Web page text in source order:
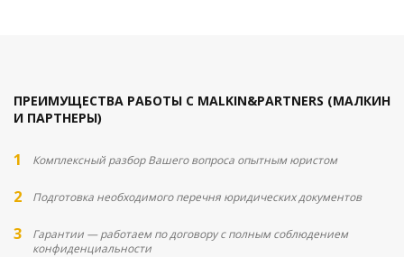
ПРЕИМУЩЕСТВА РАБОТЫ С MALKIN&PARTNERS (МАЛКИН
И ПАРТНЕРЫ)
Комплексный разбор Вашего вопроса опытным юристом
Подготовка необходимого перечня юридических документов
Гарантии — работаем по договору с полным соблюдением
конфиденциальности